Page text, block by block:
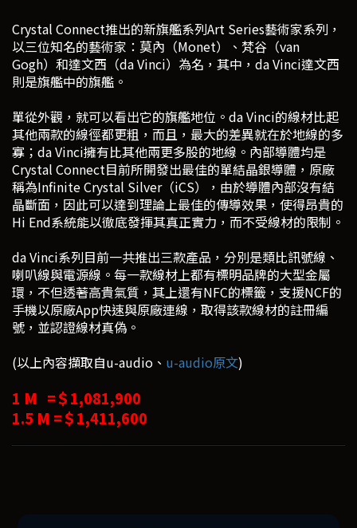
Crystal Connect推出的新旗艦系列Art Series藝術家系列，
以三位知名的藝術家：莫內（Monet）、梵谷（van
Gogh）和達文西（da Vinci）為名，其中，da Vinci達文西
則是旗艦中的旗艦。
單從外觀，就可以看出它的旗艦地位。da Vinci的線材比起
其他兩款的線徑都更粗，而且，最大的差異就在於地線的多
寡；da Vinci擁有比其他兩更多股的地線。內部導體均是
Crystal Connect目前所開發出最佳的單結晶銀導體，原廠
稱為Infinite Crystal Silver（iCS），由於導體內部沒有結
晶斷面，因此可以達到理論上最佳的傳導效果，使得昂貴的
Hi End系統能以徹底發揮其真正實力，而不受線材的限制。
da Vinci系列目前一共推出三款產品，分別是類比訊號線、
喇叭線與電源線。每一款線材上都有標明品牌的大型金屬
環，不但透著高貴氣質，其上還有NFC的標籤，支援NCF的
手機以原廠App快速與原廠連線，取得該款線材的註冊編
號，並認證線材真偽。
(以上內容擷取自u-audio、 u-audio原文)
1 M =＄1,081,900
1.5 M =＄1,411,600